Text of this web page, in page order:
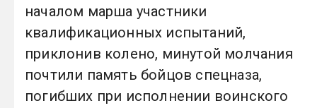
началом марша участники
квалификационных испытаний,
приклонив колено, минутой молчания
почтили память бойцов спецназа,
погибших при исполнении воинского